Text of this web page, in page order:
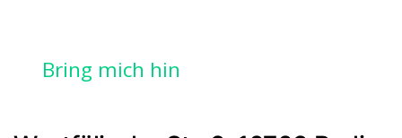
Bring mich hin